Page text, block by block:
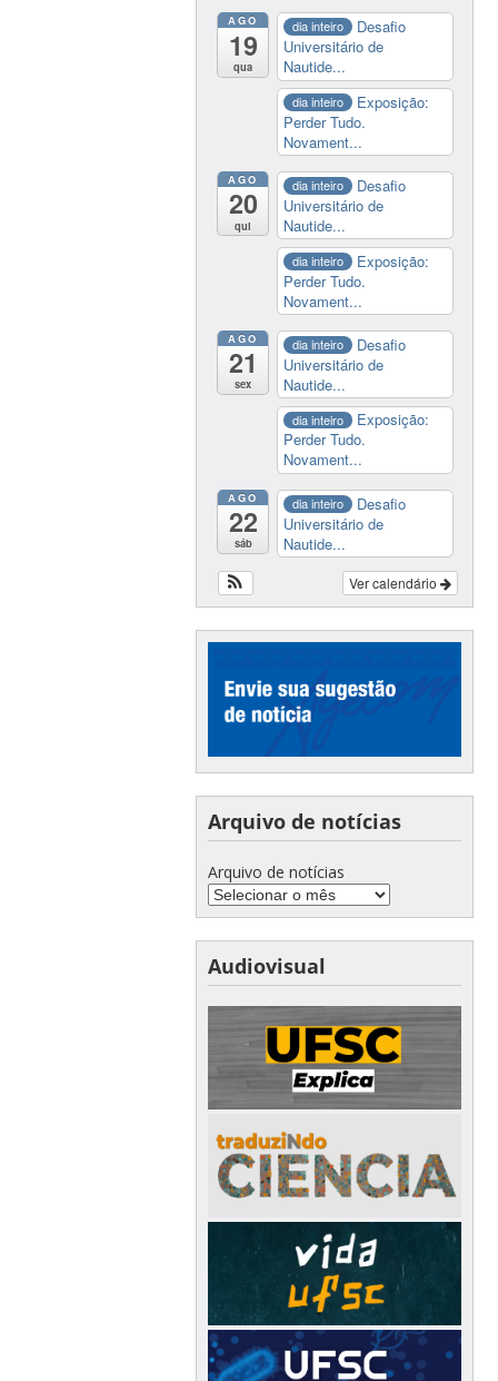
AGO
19
qua
dia inteiro
Desafio
Universitário de
Nautide...
dia inteiro
Exposição:
Perder Tudo.
Novament...
AGO
20
qui
dia inteiro
Desafio
Universitário de
Nautide...
dia inteiro
Exposição:
Perder Tudo.
Novament...
AGO
21
sex
dia inteiro
Desafio
Universitário de
Nautide...
dia inteiro
Exposição:
Perder Tudo.
Novament...
AGO
22
sáb
dia inteiro
Desafio
Universitário de
Nautide...
Ver calendário
Arquivo de notícias
Arquivo de notícias
Audiovisual